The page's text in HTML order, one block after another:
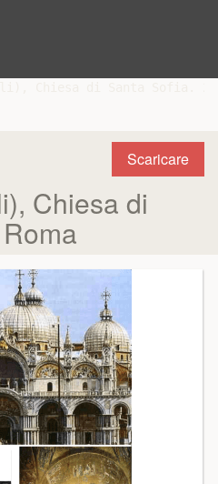
Scaricare
Chiesa di